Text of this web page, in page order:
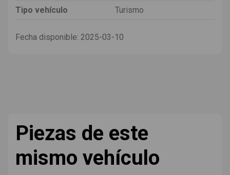
Tipo vehículo Turismo
Fecha disponible: 2025-03-10
Piezas de este
mismo vehículo